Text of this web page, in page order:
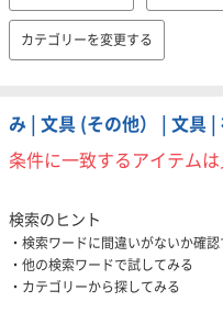
カテゴリーを変更する
み | 文具 (その他） | 文具
条件に一致するアイテムは
検索のヒント
検索ワードに間違いがないか確認
他の検索ワードで試してみる
カテゴリーから探してみる